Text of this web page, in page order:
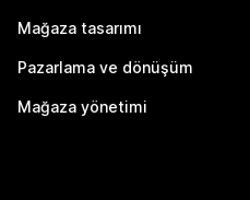
Mağaza tasarımı
Pazarlama ve dönüşüm
Mağaza yönetimi